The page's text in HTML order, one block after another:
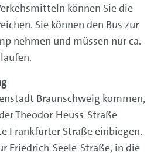
können Sie die
Sie können den Bus zur
nehmen und müssen nur ca.
Braunschweig kommen,
Theodor-Heuss-Straße
Frankfurter Straße einbiegen.
Friedrich-Seele-Straße, in die